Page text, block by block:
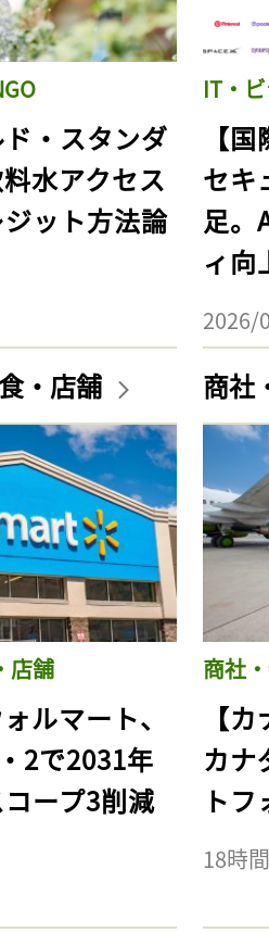
ド・スタンダ
水アクセス
ット方法論
IT・
【
セキ
足。
ィ向
2026/
・店舗
店舗
ルマート、
2で2031年
ープ3削減
商社
商社
【
カナ
ト
18時